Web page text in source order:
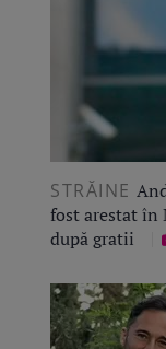
STRĂINE
fost arestat în
după gratii